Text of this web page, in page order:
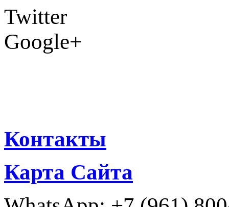
Twitter
Google+
Контакты
Карта Сайта